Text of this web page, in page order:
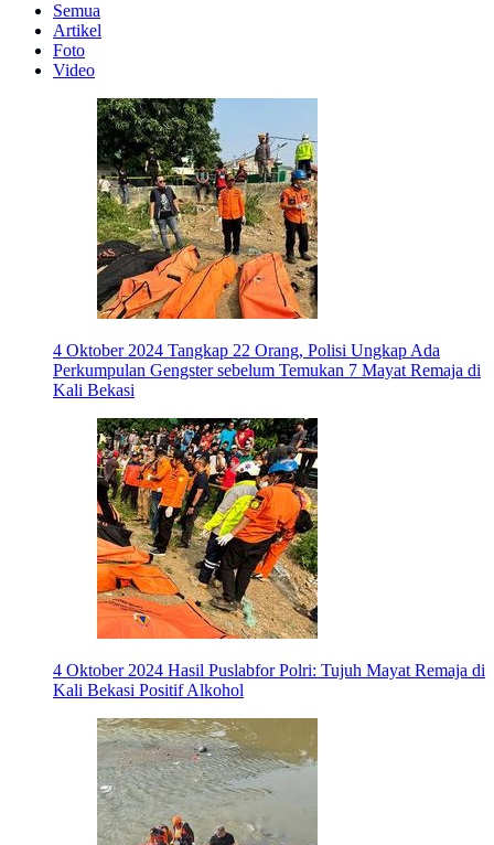
Semua
Artikel
Foto
Video
4 Oktober 2024 Tangkap 22 Orang, Polisi Ungkap Ada
Perkumpulan Gengster sebelum Temukan 7 Mayat Remaja di
Kali Bekasi
4 Oktober 2024 Hasil Puslabfor Polri: Tujuh Mayat Remaja di
Kali Bekasi Positif Alkohol